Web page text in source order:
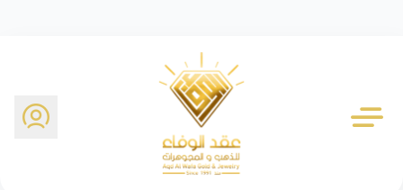
شركة عقد الوفاء للذهب